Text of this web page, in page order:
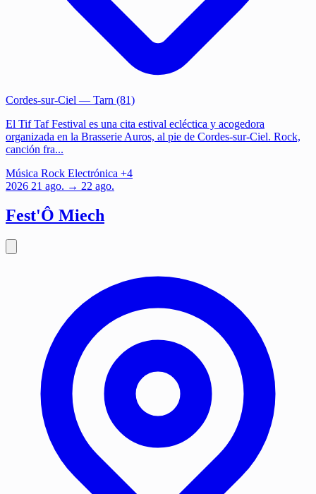
Cordes-sur-Ciel — Tarn (81)
El Tif Taf Festival es una cita estival ecléctica y acogedora
organizada en la Brasserie Auros, al pie de Cordes-sur-Ciel. Rock,
canción fra...
Música Rock Electrónica +4
2026 21 ago. → 22 ago.
Fest'Ô Miech